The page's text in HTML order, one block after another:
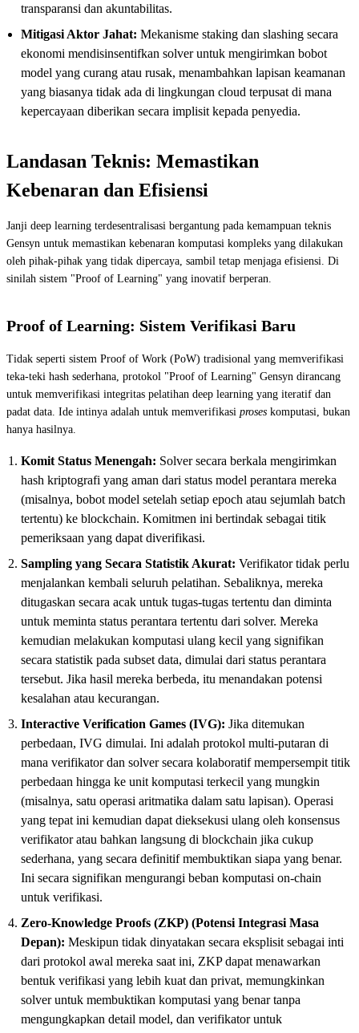
transparansi dan akuntabilitas.
Mitigasi Aktor Jahat: Mekanisme staking dan slashing secara
ekonomi mendisinsentifkan solver untuk mengirimkan bobot
model yang curang atau rusak, menambahkan lapisan keamanan
yang biasanya tidak ada di lingkungan cloud terpusat di mana
kepercayaan diberikan secara implisit kepada penyedia.
Landasan Teknis: Memastikan
Kebenaran dan Efisiensi
Janji deep learning terdesentralisasi bergantung pada kemampuan teknis
Gensyn untuk memastikan kebenaran komputasi kompleks yang dilakukan
oleh pihak-pihak yang tidak dipercaya, sambil tetap menjaga efisiensi. Di
sinilah sistem "Proof of Learning" yang inovatif berperan.
Proof of Learning: Sistem Verifikasi Baru
Tidak seperti sistem Proof of Work (PoW) tradisional yang memverifikasi
teka-teki hash sederhana, protokol "Proof of Learning" Gensyn dirancang
untuk memverifikasi integritas pelatihan deep learning yang iteratif dan
padat data. Ide intinya adalah untuk memverifikasi proses komputasi, bukan
hanya hasilnya.
Komit Status Menengah: Solver secara berkala mengirimkan
hash kriptografi yang aman dari status model perantara mereka
(misalnya, bobot model setelah setiap epoch atau sejumlah batch
tertentu) ke blockchain. Komitmen ini bertindak sebagai titik
pemeriksaan yang dapat diverifikasi.
Sampling yang Secara Statistik Akurat: Verifikator tidak perlu
menjalankan kembali seluruh pelatihan. Sebaliknya, mereka
ditugaskan secara acak untuk tugas-tugas tertentu dan diminta
untuk meminta status perantara tertentu dari solver. Mereka
kemudian melakukan komputasi ulang kecil yang signifikan
secara statistik pada subset data, dimulai dari status perantara
tersebut. Jika hasil mereka berbeda, itu menandakan potensi
kesalahan atau kecurangan.
Interactive Verification Games (IVG): Jika ditemukan
perbedaan, IVG dimulai. Ini adalah protokol multi-putaran di
mana verifikator dan solver secara kolaboratif mempersempit titik
perbedaan hingga ke unit komputasi terkecil yang mungkin
(misalnya, satu operasi aritmatika dalam satu lapisan). Operasi
yang tepat ini kemudian dapat dieksekusi ulang oleh konsensus
verifikator atau bahkan langsung di blockchain jika cukup
sederhana, yang secara definitif membuktikan siapa yang benar.
Ini secara signifikan mengurangi beban komputasi on-chain
untuk verifikasi.
Zero-Knowledge Proofs (ZKP) (Potensi Integrasi Masa
Depan): Meskipun tidak dinyatakan secara eksplisit sebagai inti
dari protokol awal mereka saat ini, ZKP dapat menawarkan
bentuk verifikasi yang lebih kuat dan privat, memungkinkan
solver untuk membuktikan komputasi yang benar tanpa
mengungkapkan detail model, dan verifikator untuk